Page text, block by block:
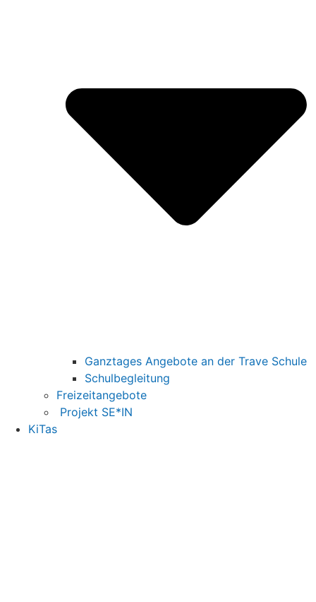
Ganztages Angebote an der Trave Schule
Schulbegleitung
Freizeitangebote
Projekt SE*IN
KiTas